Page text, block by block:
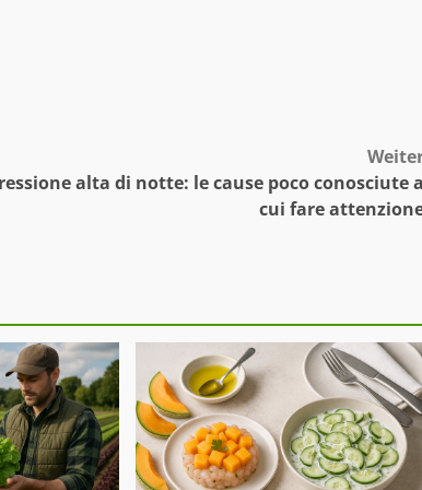
alta di notte: le cause poco conosciute a
cui fare